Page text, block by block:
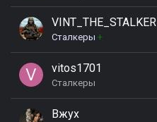
VINT_THE_STALKER
Сталкеры +
vitos1701
Сталкеры
Вжух